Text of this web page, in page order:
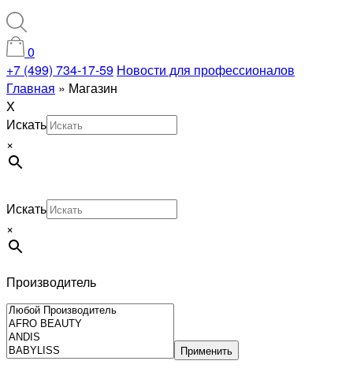
0
+7 (499) 734-17-59 Новости для профессионалов
Главная » Магазин
X
Искать
×
Искать
×
Производитель
Применить